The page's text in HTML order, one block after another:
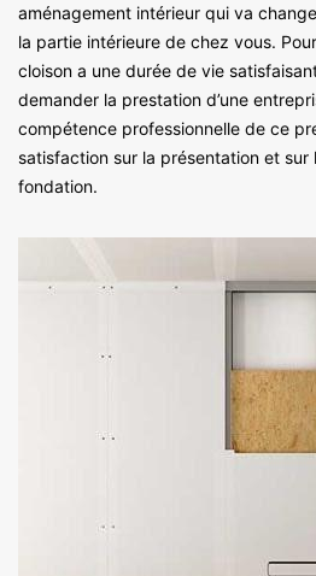
aménagement intérieur qui va
la partie intérieure de chez vous.
cloison a une durée de vie
demander la prestation d’une
compétence professionnelle de ce
satisfaction sur la présentation et
fondation.